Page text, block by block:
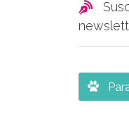

